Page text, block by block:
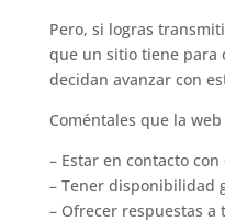
Pero, si logras
que un sitio tiene para
decidan avanzar con
Coméntales que la
– Estar en contacto
– Tener disponibilidad
– Ofrecer respuestas a